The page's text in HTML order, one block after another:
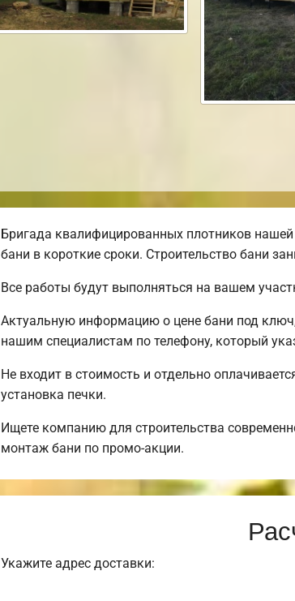
Бригада квалифицированных плотников
бани в короткие сроки. Строительство бани
Все работы будут выполняться на вашем
Актуальную информацию о цене бани под
нашим специалистам по телефону, который
Не входит в стоимость и отдельно
установка печки.
Ищете компанию для строительства
монтаж бани по промо-акции.
Укажите адрес доставки: